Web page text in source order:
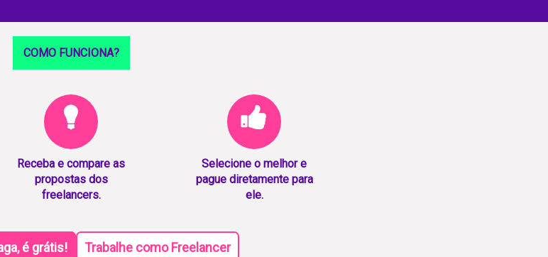
COMO FUNCIONA?
Receba e compare as
propostas dos
freelancers.
Selecione o melhor e
pague diretamente para
ele.
é grátis! Trabalhe como Freelancer